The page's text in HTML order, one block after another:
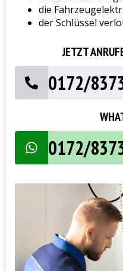
die
der Schlüssel
JETZT
0172/
0172/